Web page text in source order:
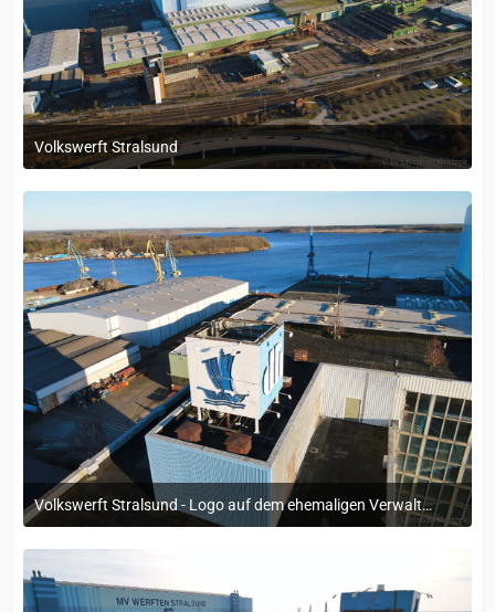
Volkswerft Stralsund
18. Oktober 2022 um 09:37
Volkswerft Stralsund - Logo auf dem ehemaligen Verwaltungsgebäude
18. Oktober 2022 um 09:37